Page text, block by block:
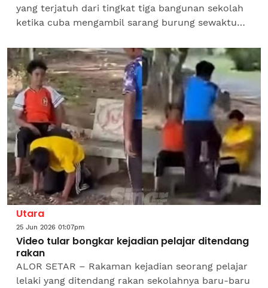
yang terjatuh dari tingkat tiga bangunan sekolah
ketika cuba mengambil sarang burung sewaktu
disifatkan sebagai...
Utara
25 Jun 2026 01:07pm
Video tular bongkar kejadian pelajar ditendang
rakan
ALOR SETAR – Rakaman kejadian seorang pelajar
lelaki yang ditendang rakan sekolahnya baru-baru